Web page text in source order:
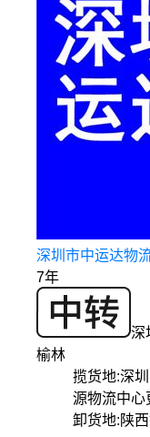
深圳市中运达物
7年
深
榆林
揽货地:深
源物流中心
卸货地:陕西